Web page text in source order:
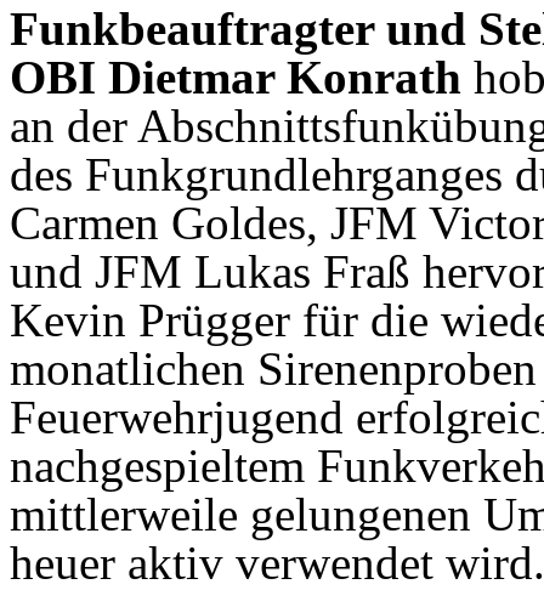
Funkbeauftragter und
OBI Dietmar Konrath
an der
des Funkgrundlehrganges
Carmen Goldes, JFM
und JFM Lukas Fraß
Kevin Prügger für die
monatlichen
Feuerwehrjugend
nachgespieltem
mittlerweile gelungenen
heuer aktiv verwendet wird.